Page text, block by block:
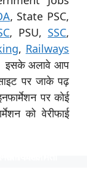
, State PSC,
, PSU, SSC,
, Railways
इसके अलावे आप
पर जाके पढ़
पर कोई
को वेरीफाई